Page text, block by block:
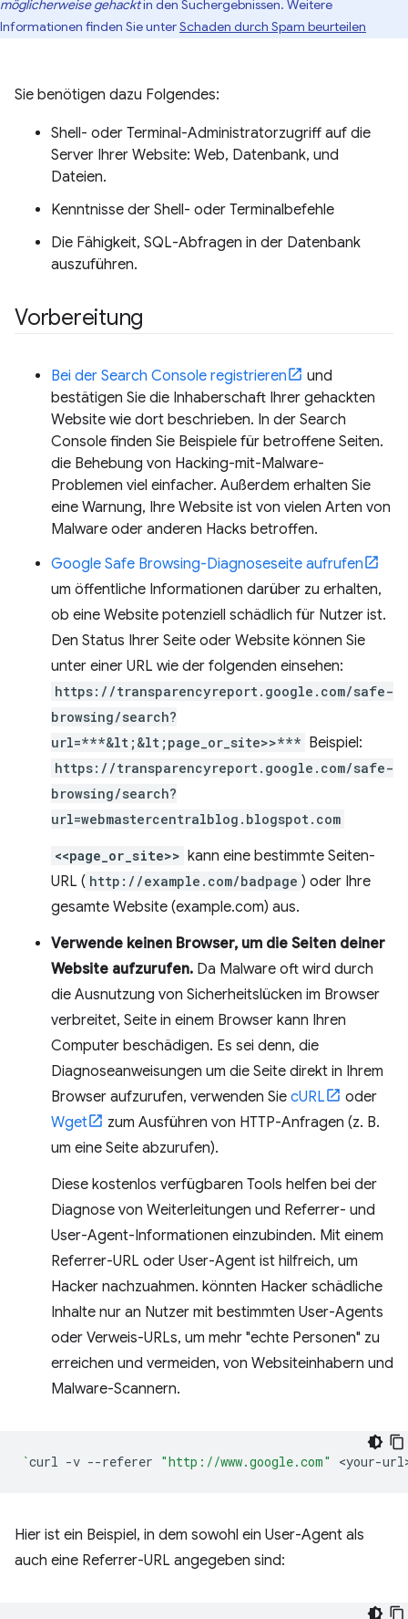
möglicherweise gehacktin den Suchergebnissen. Weitere
Informationen finden Sie unterSchaden durch Spam beurteilen
Sie benötigen dazu Folgendes:
Shell- oder Terminal-Administratorzugriff auf die
Server Ihrer Website: Web, Datenbank, und
Dateien.
Kenntnisse der Shell- oder Terminalbefehle
Die Fähigkeit, SQL-Abfragen in der Datenbank
auszuführen.
Vorbereitung
Bei der Search Console registrieren
und
bestätigen Sie die Inhaberschaft Ihrer gehackten
Website wie dort beschrieben. In der Search
Console finden Sie Beispiele für betroffene Seiten.
die Behebung von Hacking-mit-Malware-
Problemen viel einfacher. Außerdem erhalten Sie
eine Warnung, Ihre Website ist von vielen Arten von
Malware oder anderen Hacks betroffen.
Google Safe Browsing-Diagnoseseite aufrufen
um öffentliche Informationen darüber zu erhalten,
ob eine Website potenziell schädlich für Nutzer ist.
Den Status Ihrer Seite oder Website können Sie
unter einer URL wie der folgenden einsehen:
https://transparencyreport.google.com/safe-
browsing/search?
url=***&lt;&lt;page_or_site>>*** Beispiel:
https://transparencyreport.google.com/safe-
browsing/search?
url=webmastercentralblog.blogspot.com
<<page_or_site>> kann eine bestimmte Seiten-
URL ( http://example.com/badpage ) oder Ihre
gesamte Website (example.com) aus.
Verwende keinen Browser, um die Seiten deiner
Website aufzurufen. Da Malware oft wird durch
die Ausnutzung von Sicherheitslücken im Browser
verbreitet, Seite in einem Browser kann Ihren
Computer beschädigen. Es sei denn, die
Diagnoseanweisungen um die Seite direkt in Ihrem
Browser aufzurufen, verwenden Sie cURL
oder
Wget
zum Ausführen von HTTP-Anfragen (z. B.
um eine Seite abzurufen).
Diese kostenlos verfügbaren Tools helfen bei der
Diagnose von Weiterleitungen und Referrer- und
User-Agent-Informationen einzubinden. Mit einem
Referrer-URL oder User-Agent ist hilfreich, um
Hacker nachzuahmen. könnten Hacker schädliche
Inhalte nur an Nutzer mit bestimmten User-Agents
oder Verweis-URLs, um mehr "echte Personen" zu
erreichen und vermeiden, von Websiteinhabern und
Malware-Scannern.
`curl -v --referer "http://www.google.com" <your-
Hier ist ein Beispiel, in dem sowohl ein User-Agent als
auch eine Referrer-URL angegeben sind: